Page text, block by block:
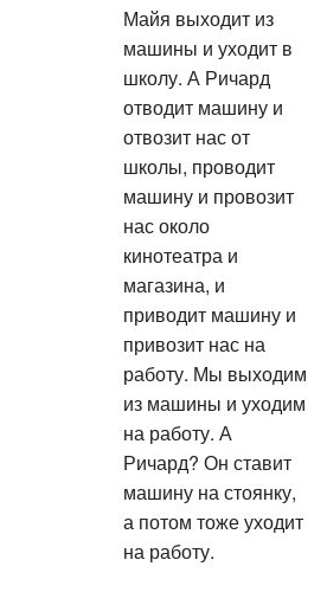
Майя выходит из
машины и уходит в
школу. А Ричард
отводит машину и
отвозит нас от
школы, проводит
машину и провозит
нас около
кинотеатра и
магазина, и
приводит машину и
привозит нас на
работу. Мы выходим
из машины и уходим
на работу. А
Ричард? Он ставит
машину на стоянку,
а потом тоже уходит
на работу.